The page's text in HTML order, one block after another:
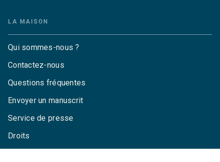
LA MAISON
Qui sommes-nous ?
Contactez-nous
Questions fréquentes
Envoyer un manuscrit
Service de presse
Droits